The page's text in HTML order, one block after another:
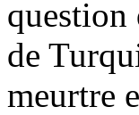
de
meurtre